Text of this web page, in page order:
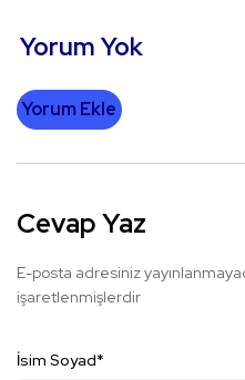
Yorum Yok
Yorum Ekle
Cevap Yaz
E-posta adresiniz
işaretlenmişlerdir
İsim Soyad*